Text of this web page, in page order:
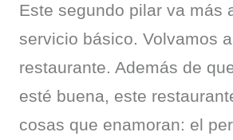
Este segundo pilar va más
servicio básico. Volvamos
restaurante. Además de
esté buena, este
cosas que enamoran: el